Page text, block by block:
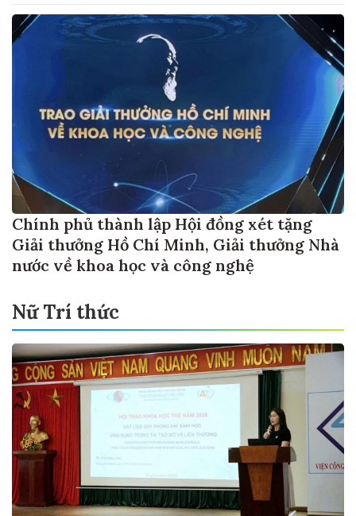
Chính phủ thành lập Hội đồng xét tặng
Giải thưởng Hồ Chí Minh, Giải thưởng Nhà
nước về khoa học và công nghệ
Nữ Trí thức